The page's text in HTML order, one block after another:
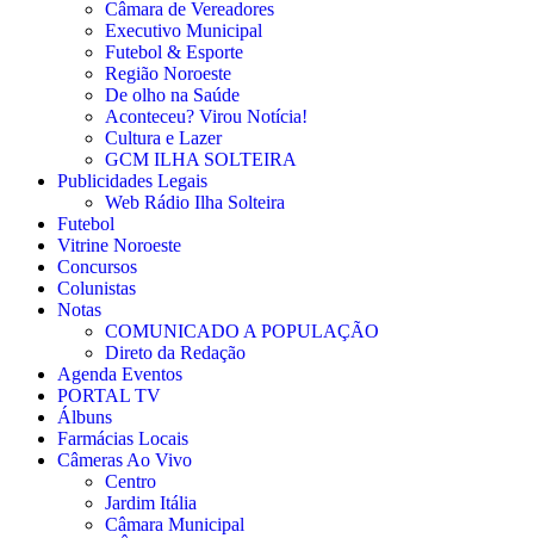
Câmara de Vereadores
Executivo Municipal
Futebol & Esporte
Região Noroeste
De olho na Saúde
Aconteceu? Virou Notícia!
Cultura e Lazer
GCM ILHA SOLTEIRA
Publicidades Legais
Web Rádio Ilha Solteira
Futebol
Vitrine Noroeste
Concursos
Colunistas
Notas
COMUNICADO A POPULAÇÃO
Direto da Redação
Agenda Eventos
PORTAL TV
Álbuns
Farmácias Locais
Câmeras Ao Vivo
Centro
Jardim Itália
Câmara Municipal